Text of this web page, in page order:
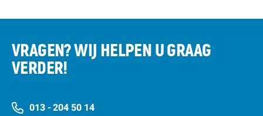
VRAGEN? WIJ HELPEN U GRAAG
VERDER!
013 - 204 50 14